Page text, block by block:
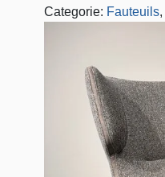
Categorie: Fauteuils,